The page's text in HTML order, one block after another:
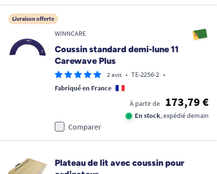
Livraison offerte
WINNCARE
Coussin standard demi-lune 11
Carewave Plus
2 avis • TE-2256-2 •
Fabriqué en France
À partir de
173,79 €
En stock, expédié demain
Comparer
Plateau de lit avec coussin pour